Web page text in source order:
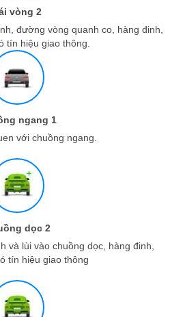
vòng 2
đường vòng quanh co, hàng đinh,
tín hiệu giao thông.
ngang 1
với chuồng ngang.
dọc 2
và lùi vào chuồng dọc, hàng đinh,
tín hiệu giao thông